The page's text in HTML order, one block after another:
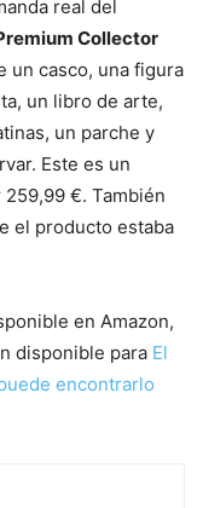
real del
Collector
un casco, una figura
un libro de arte,
un parche y
Este es un
€. También
el producto estaba
en Amazon,
disponible para El
encontrarlo